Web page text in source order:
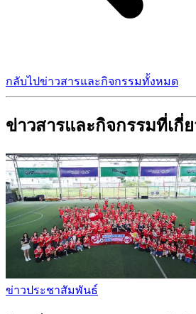
กลับไปข่าวสารและกิจกรรมทั้งหมด
ข่าวสารและกิจกรรมที่เกี่
ข่าวประชาสัมพันธ์